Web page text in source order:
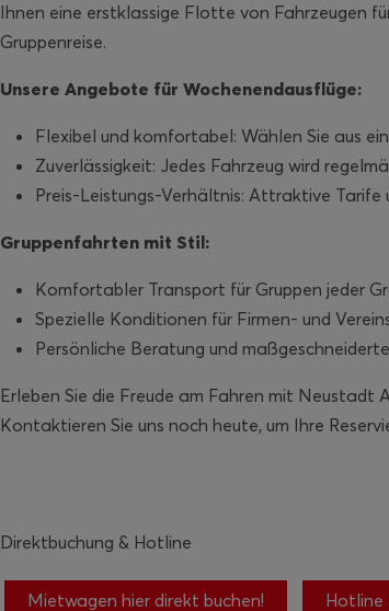
Ihnen eine erstklassige Flotte von Fahrzeugen
Gruppenreise.
Unsere Angebote für Wochenendausflüge:
Flexibel und komfortabel: Wählen Sie aus
Zuverlässigkeit: Jedes Fahrzeug wird
Preis-Leistungs-Verhältnis: Attraktive Tarife
Gruppenfahrten mit Stil:
Komfortabler Transport für Gruppen jeder
Spezielle Konditionen für Firmen- und
Persönliche Beratung und
Erleben Sie die Freude am Fahren mit Neustadt
Kontaktieren Sie uns noch heute, um Ihre
Direktbuchung & Hotline
Mietwagen hier direkt buchen! Hotline